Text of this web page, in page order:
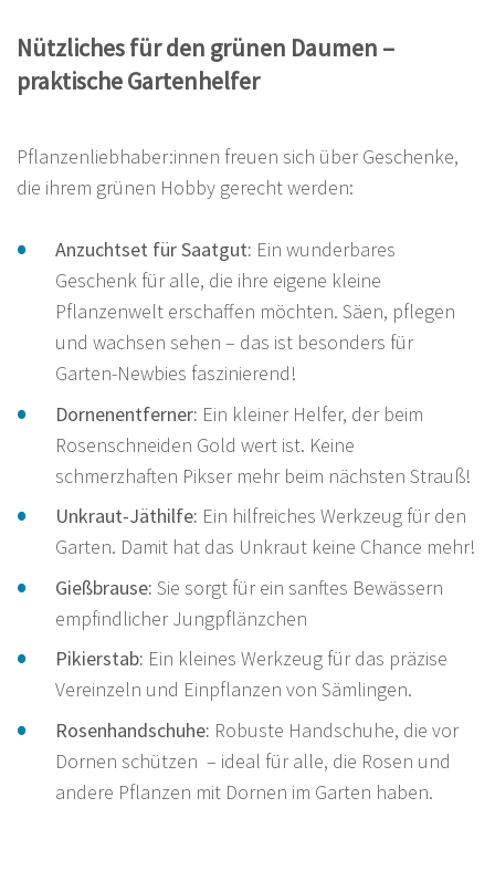
Nützliches für den grünen Daumen –
praktische Gartenhelfer
Pflanzenliebhaber:innen freuen sich über Geschenke,
die ihrem grünen Hobby gerecht werden:
Anzuchtset für Saatgut: Ein wunderbares
Geschenk für alle, die ihre eigene kleine
Pflanzenwelt erschaffen möchten. Säen, pflegen
und wachsen sehen – das ist besonders für
Garten-Newbies faszinierend!
Dornenentferner: Ein kleiner Helfer, der beim
Rosenschneiden Gold wert ist. Keine
schmerzhaften Pikser mehr beim nächsten Strauß!
Unkraut-Jäthilfe: Ein hilfreiches Werkzeug für den
Garten. Damit hat das Unkraut keine Chance mehr!
Gießbrause: Sie sorgt für ein sanftes Bewässern
empfindlicher Jungpflänzchen
Pikierstab: Ein kleines Werkzeug für das präzise
Vereinzeln und Einpflanzen von Sämlingen.
Rosenhandschuhe: Robuste Handschuhe, die vor
Dornen schützen – ideal für alle, die Rosen und
andere Pflanzen mit Dornen im Garten haben.